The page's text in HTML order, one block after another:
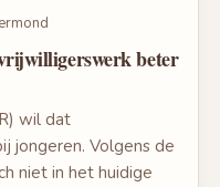
beter
wil dat
jongeren. Volgens de
niet in het huidige